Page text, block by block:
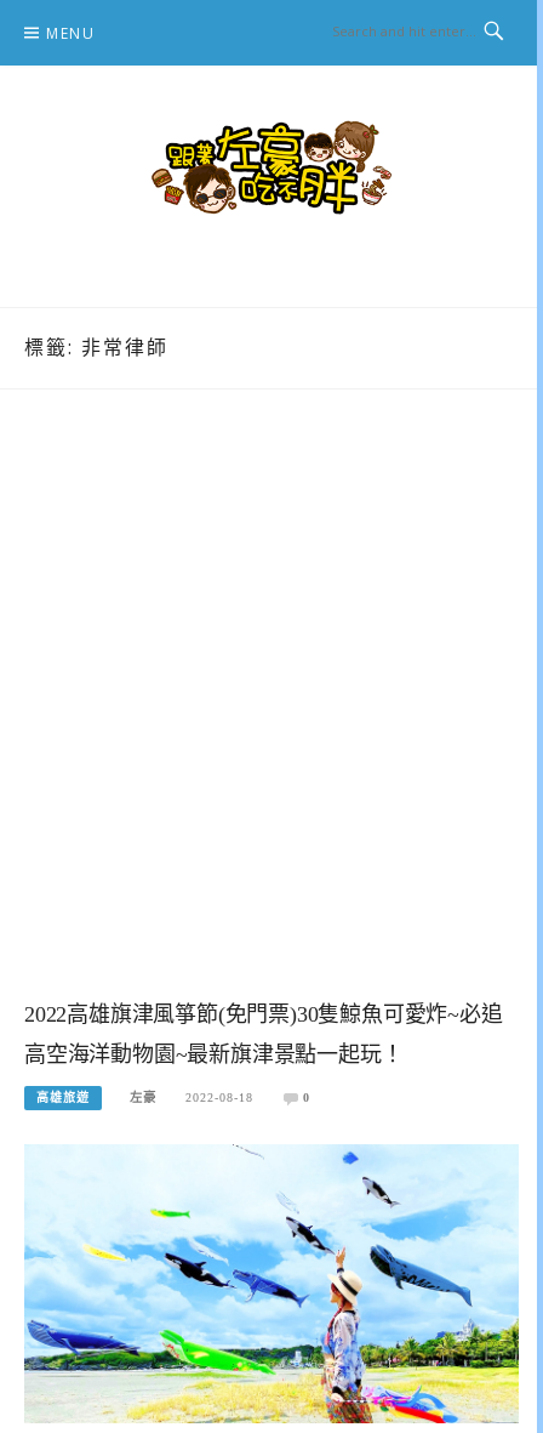
content
MENU
標籤: 非常律師
2022高雄旗津風箏節(免門票)30隻鯨魚可愛炸~必追
高空海洋動物園~最新旗津景點一起玩！
高雄旅遊 左豪 2022-08-18 0